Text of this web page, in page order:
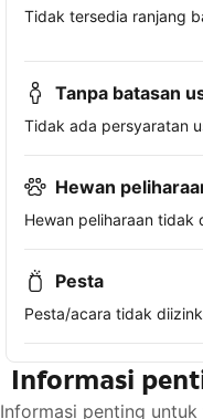
Tidak tersedia ranjang
Tanpa batasan
Tidak ada persyaratan
Hewan
Hewan peliharaan tidak
Pesta
Pesta/acara tidak
Informasi
Informasi penting